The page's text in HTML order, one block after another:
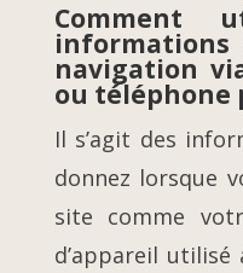
Comment
informations
navigation
ou téléphone
Il s’agit des
donnez lorsque
site comme
d’appareil